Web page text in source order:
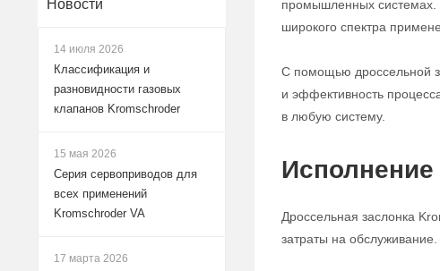
промышленных системах.
широкого спектра
С помощью дроссельной
и эффективность
в любую систему.
Дроссельная заслонка
затраты на
Новости
14 июля 2026
Классификация и
разновидности газовых
клапанов Kromschroder
15 мая 2026
Серия сервоприводов для
всех применений
Kromschroder VA
17 марта 2026